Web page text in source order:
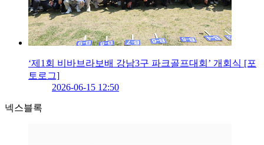
‘제1회 비바브라보배 강남3구 파크골프대회’ 개회식 [포
토로그]
2026-06-15 12:50
넥스블록